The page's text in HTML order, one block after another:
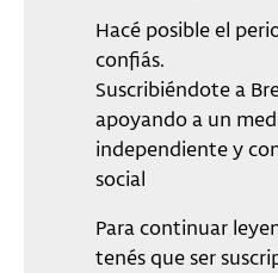
Hacé posible el
confiás.
Suscribiéndote a
apoyando a un
independiente y
social
Para continuar
tenés que ser